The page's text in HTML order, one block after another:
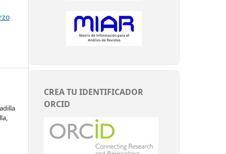
CREA TU IDENTIFICADOR
ORCID